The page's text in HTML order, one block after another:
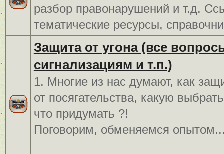
разбор правонарушений и т.д.
тематические ресурсы,
Защита от угона (все
сигнализациям и т.п.)
1. Многие из нас думают, как
от посягательства, какую
что придумать ?!
Поговорим, обменяемся